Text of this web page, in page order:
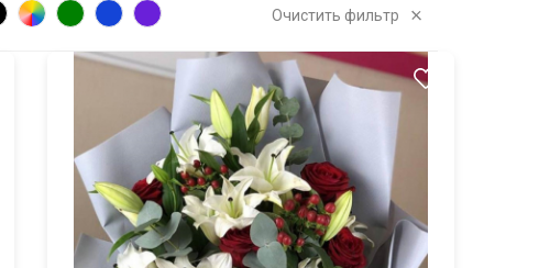
Очистить фильтр
60 см 50 см